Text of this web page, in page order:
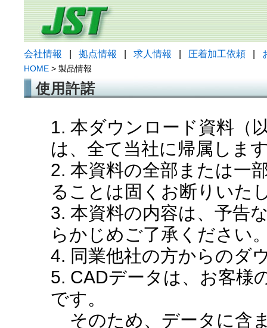
会社情報 拠点情報 求人情報 圧着加工依頼
HOME > 製品情報
使用許諾
1. 本ダウンロード資料（
は、全て当社に帰属しま
2. 本資料の全部または一
ることは固くお断りいた
3. 本資料の内容は、予告
らかじめご了承ください
4. 同業他社の方からのダ
5. CADデータは、お客様
です。
そのため、データに含